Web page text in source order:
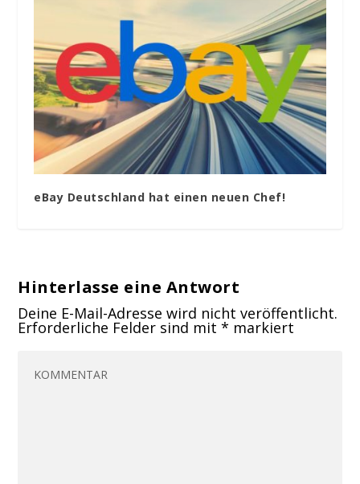
eBay Deutschland hat einen neuen Chef!
Hinterlasse eine Antwort
Deine E-Mail-Adresse wird nicht veröffentlicht.
Erforderliche Felder sind mit* markiert